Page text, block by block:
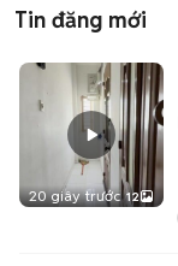
Tin đăng mới
20 giây trước 12